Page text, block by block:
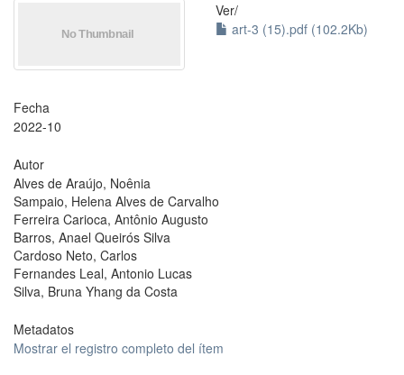
Ver/
art-3 (15).pdf (102.2Kb)
Fecha
2022-10
Autor
Alves de Araújo, Noênia
Sampaio, Helena Alves de Carvalho
Ferreira Carioca, Antônio Augusto
Barros, Anael Queirós Silva
Cardoso Neto, Carlos
Fernandes Leal, Antonio Lucas
Silva, Bruna Yhang da Costa
Metadatos
Mostrar el registro completo del ítem